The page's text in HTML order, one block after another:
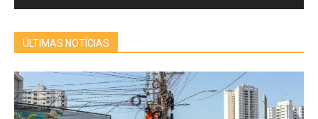
ÚLTIMAS NOTÍCIAS